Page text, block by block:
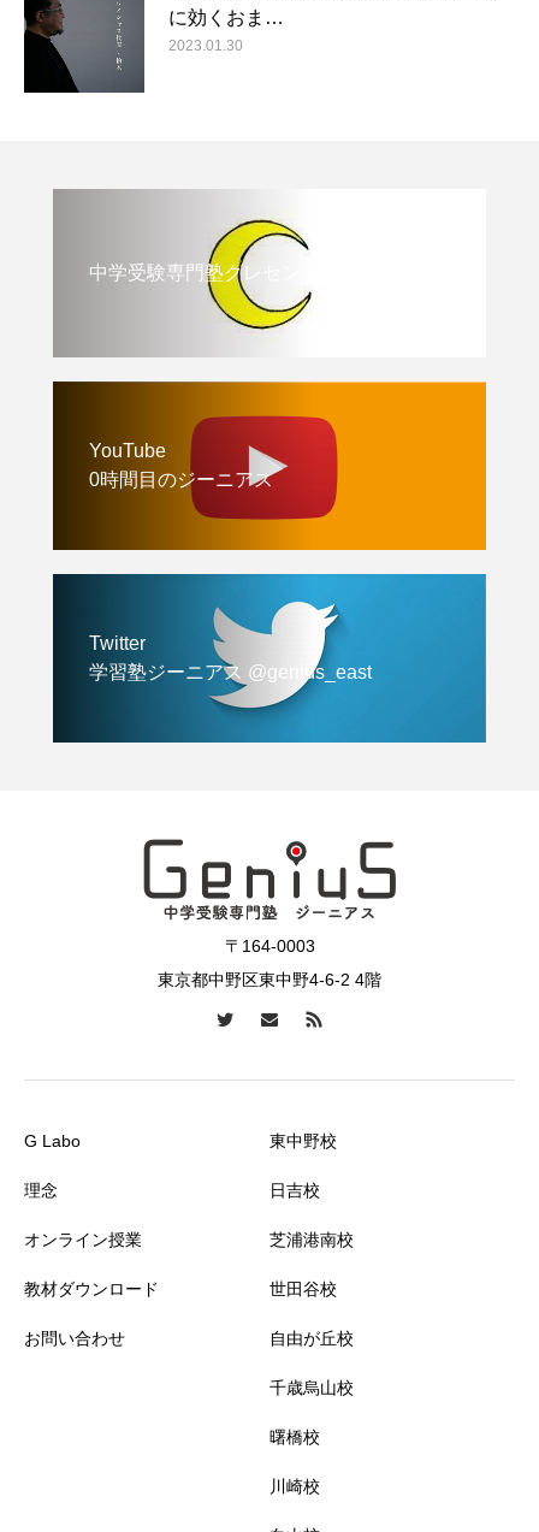
に効くおま…
2023.01.30
中学受験専門塾クレセント
YouTube
0時間目のジーニアス
Twitter
学習塾ジーニアス @genius_east
〒164-0003
東京都中野区東中野4-6-2 4階
G Labo
理念
オンライン授業
教材ダウンロード
お問い合わせ
東中野校
日吉校
芝浦港南校
世田谷校
自由が丘校
千歳烏山校
曙橋校
川崎校